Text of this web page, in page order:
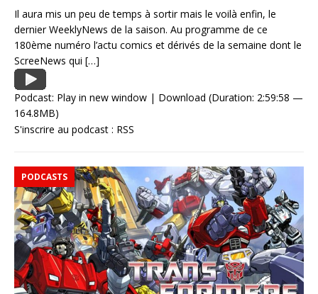
Il aura mis un peu de temps à sortir mais le voilà enfin, le
dernier WeeklyNews de la saison. Au programme de ce
180ème numéro l’actu comics et dérivés de la semaine dont le
ScreeNews qui […]
Podcast: Play in new window | Download (Duration: 2:59:58 —
164.8MB)
S'inscrire au podcast : RSS
PODCASTS